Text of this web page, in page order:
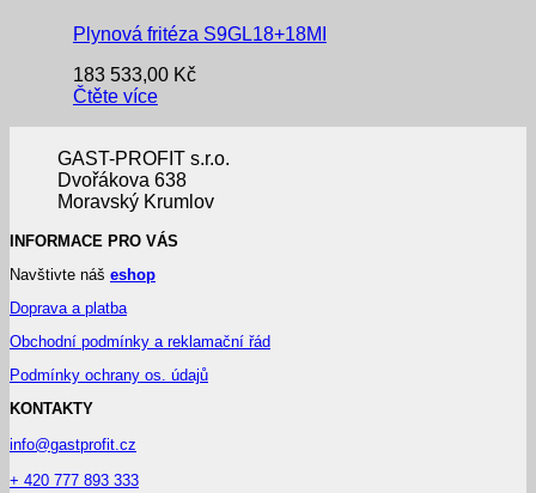
Plynová fritéza S9GL18+18MI
183 533,00 Kč
Čtěte více
GAST-PROFIT s.r.o.
Dvořákova 638
Moravský Krumlov
INFORMACE PRO VÁS
Navštivte náš eshop
Doprava a platba
Obchodní podmínky a reklamační řád
Podmínky ochrany os. údajů
KONTAKTY
info@gastprofit.cz
+ 420 777 893 333